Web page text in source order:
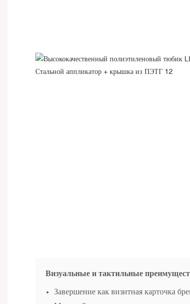
Визуальные и тактильные
Завершение как визитная карточка